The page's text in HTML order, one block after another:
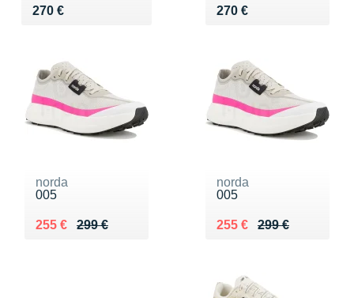
270 €
Vendu 270 € 270 €
Vendu 270 €
norda
005
299 €
Au lieu de 299 €
255 €
Vendu 255 €
norda
005
299 €
Au lieu de 299 €
255 €
Vendu 255 €